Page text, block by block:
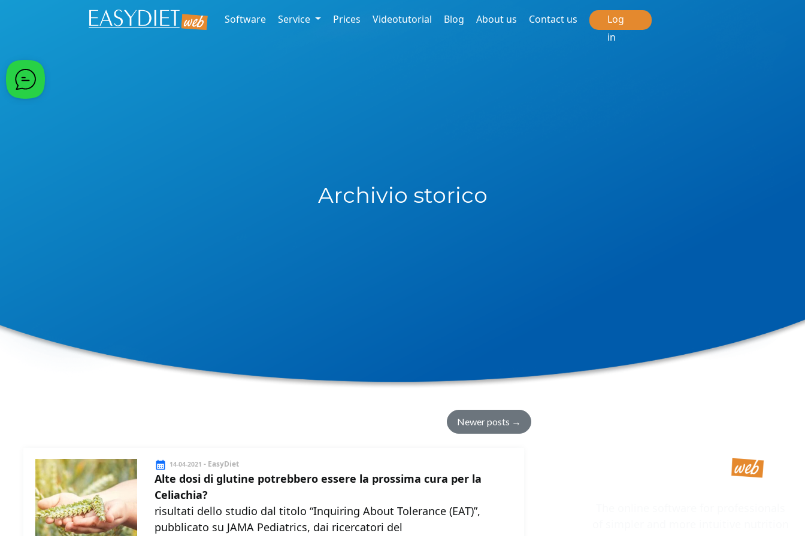
Software
Service Prices Videotutorial Blog About us Contact us
Log
in
Archivio storico
Newer posts →
14-04-2021 - EasyDiet
Alte dosi di glutine potrebbero essere la prossima cura per la
Celiachia?
risultati dello studio dal titolo “Inquiring About Tolerance (EAT)”,
pubblicato su JAMA Pediatrics, dai ricercatori del